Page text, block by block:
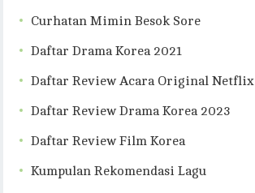
Curhatan Mimin Besok Sore
Daftar Drama Korea 2021
Daftar Review Acara Original Netflix
Daftar Review Drama Korea 2023
Daftar Review Film Korea
Kumpulan Rekomendasi Lagu